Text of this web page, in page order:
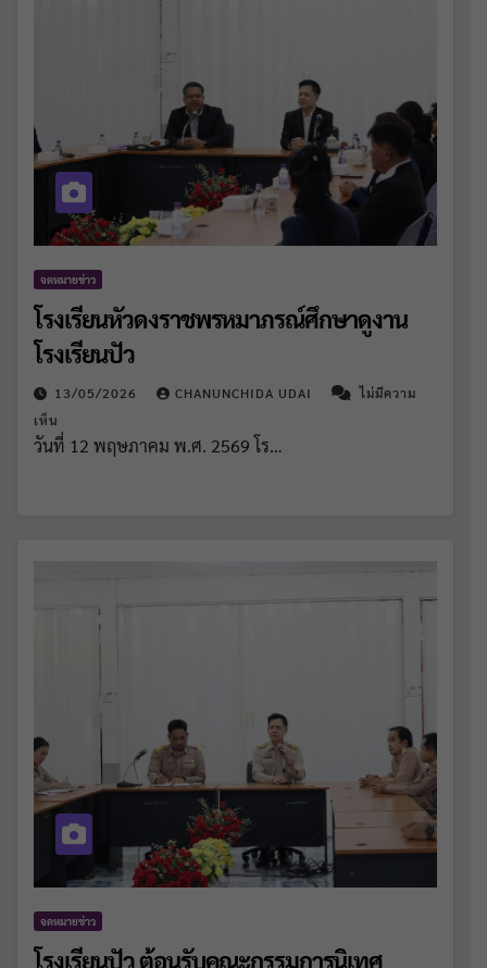
จดหมายข่าว
โรงเรียนหัวดงราชพรหมาภรณ์ศึกษาดูงาน
โรงเรียนปัว
13/05/2026 CHANUNCHIDA UDAI
ไม่มีความ
เห็น
วันที่ 12 พฤษภาคม พ.ศ. 2569 โร…
จดหมายข่าว
โรงเรียนปัว ต้อนรับคณะกรรมการนิเทศ